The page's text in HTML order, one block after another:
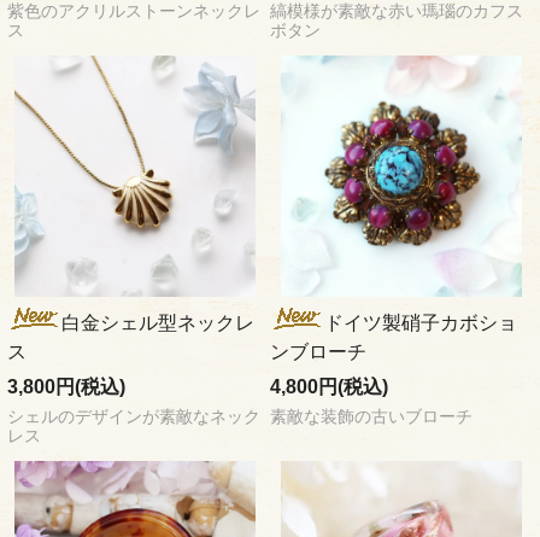
紫色のアクリルストーンネックレ
ス
縞模様が素敵な赤い瑪瑙のカフス
ボタン
白金シェル型ネックレ
ス
3,800円(税込)
シェルのデザインが素敵なネック
レス
ドイツ製硝子カボショ
ンブローチ
4,800円(税込)
素敵な装飾の古いブローチ